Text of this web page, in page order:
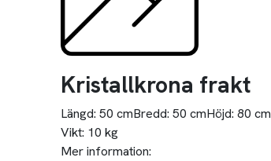
Kristallkrona frakt
Längd: 50 cmBredd: 50 cmHöjd: 80 cm
Vikt: 10 kg
Mer information: